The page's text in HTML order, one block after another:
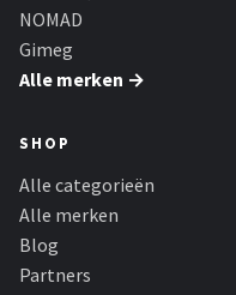
NOMAD
Gimeg
Alle merken →
SHOP
Alle categorieën
Alle merken
Blog
Partners